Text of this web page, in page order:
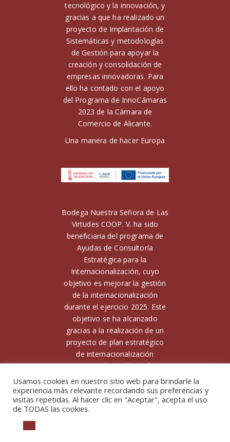
tecnológico y la innovación, y
gracias a que ha realizado un
proyecto de Implantación de
Sistemáticas y metodologías
de Gestión para apoyar la
creación y consolidación de
empresas innovadoras. Para
ello ha contado con el apoyo
del Programa de InnoCámaras
2023 de la Cámara de
Comercio de Alicante.
Una manera de hacer Europa
Bodega Nuestra Señora de Las
Virtudes COOP. V. ha sido
beneficiaria del programa de
Ayudas de Consultoría
Estratégica para la
Internacionalización, cuyo
objetivo es mejorar la gestión
de la internacionalización
durante el ejercicio 2025. Este
objetivo se ha alcanzado
gracias a la realización de un
proyecto de plan estratégico
de internacionalización
Financiado por la Unión
Europea. Para ello, ha contado
con el apoyo de la Unión
Europea y el Instituto
Valenciano de Competitividad
Usamos cookies en nuestro sitio web para brindarle la
experiencia más relevante recordando sus preferencias y
visitas repetidas. Al hacer clic en "Aceptar", acepta el uso
de TODAS las cookies.